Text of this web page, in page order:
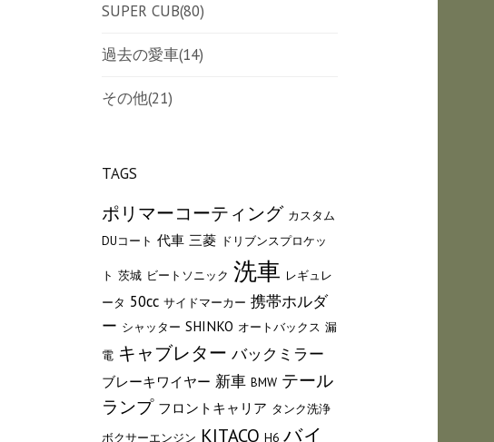
SUPER CUB(80)
過去の愛車(14)
その他(21)
TAGS
ポリマーコーティング カスタム
DUコート 代車 三菱 ドリブンスプロケッ
ト 茨城 ビートソニック 洗車 レギュレ
ータ 50cc サイドマーカー 携帯ホルダ
ー シャッター SHINKO オートバックス 漏
電 キャブレター バックミラー
ブレーキワイヤー 新車 BMW テール
ランプ フロントキャリア タンク洗浄
ボクサーエンジン KITACO H6 バイ